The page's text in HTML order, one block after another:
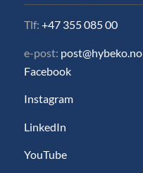
Tlf: +47 355 085 00
e-post: post@hybeko.no
Facebook
Instagram
LinkedIn
YouTube